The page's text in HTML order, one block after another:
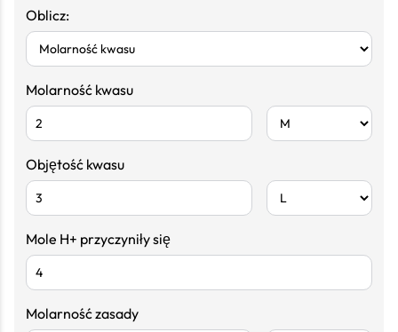
Oblicz:
Molarność kwasu
Objętość kwasu
Mole H+ przyczyniły się
Molarność zasady